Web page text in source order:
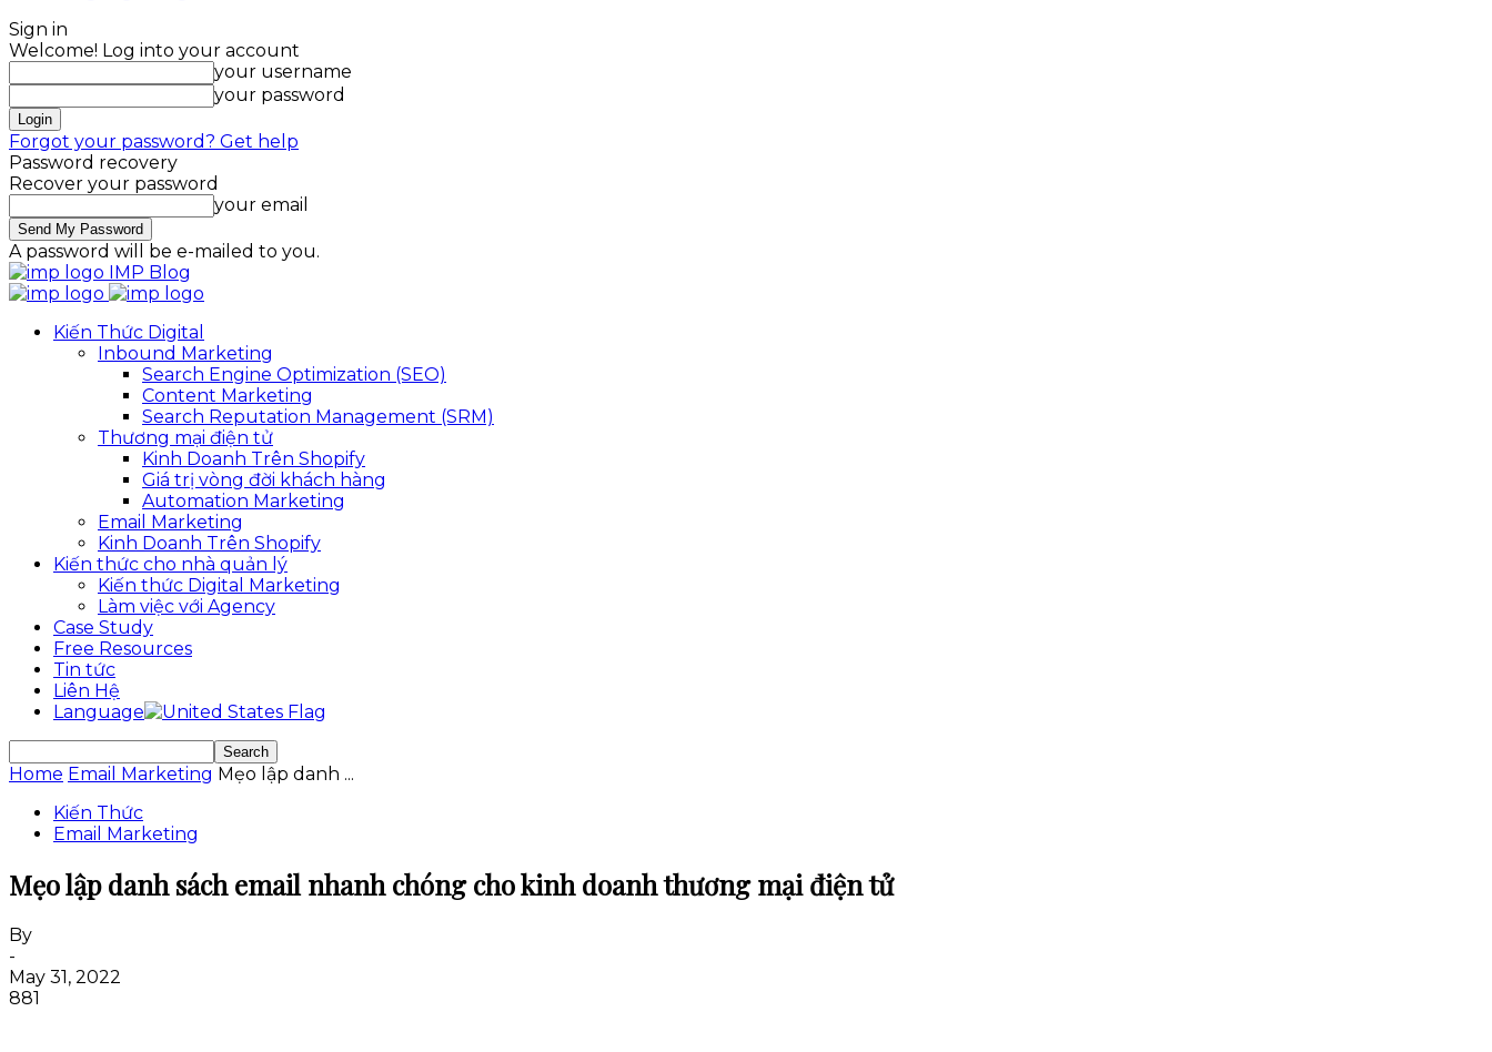
Sign in
Welcome! Log into your account
your username
your password
Forgot your password? Get help
Password recovery
Recover your password
your email
A password will be e-mailed to you.
IMP Blog
Kiến Thức Digital
Inbound Marketing
Search Engine Optimization (SEO)
Content Marketing
Search Reputation Management (SRM)
Thương mại điện tử
Kinh Doanh Trên Shopify
Giá trị vòng đời khách hàng
Automation Marketing
Email Marketing
Kinh Doanh Trên Shopify
Kiến thức cho nhà quản lý
Kiến thức Digital Marketing
Làm việc với Agency
Case Study
Free Resources
Tin tức
Liên Hệ
Language
Home Email Marketing Mẹo lập danh ...
Kiến Thức
Email Marketing
Mẹo lập danh sách email nhanh chóng cho kinh doanh thương mại điện tử
By
-
May 31, 2022
881